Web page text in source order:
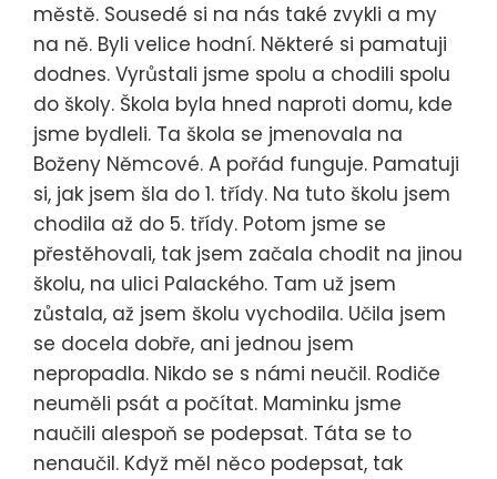
městě. Sousedé si na nás také zvykli a my
na ně. Byli velice hodní. Některé si pamatuji
dodnes. Vyrůstali jsme spolu a chodili spolu
do školy. Škola byla hned naproti domu, kde
jsme bydleli. Ta škola se jmenovala na
Boženy Němcové. A pořád funguje. Pamatuji
si, jak jsem šla do 1. třídy. Na tuto školu jsem
chodila až do 5. třídy. Potom jsme se
přestěhovali, tak jsem začala chodit na jinou
školu, na ulici Palackého. Tam už jsem
zůstala, až jsem školu vychodila. Učila jsem
se docela dobře, ani jednou jsem
nepropadla. Nikdo se s námi neučil. Rodiče
neuměli psát a počítat. Maminku jsme
naučili alespoň se podepsat. Táta se to
nenaučil. Když měl něco podepsat, tak